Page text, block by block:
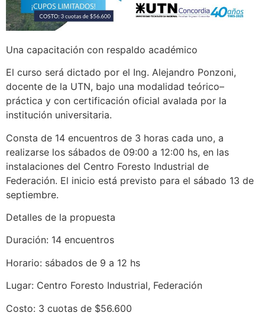
Una capacitación con respaldo académico
El curso será dictado por el Ing. Alejandro Ponzoni,
docente de la UTN, bajo una modalidad teórico–
práctica y con certificación oficial avalada por la
institución universitaria.
Consta de 14 encuentros de 3 horas cada uno, a
realizarse los sábados de 09:00 a 12:00 hs, en las
instalaciones del Centro Foresto Industrial de
Federación. El inicio está previsto para el sábado 13 de
septiembre.
Detalles de la propuesta
Duración: 14 encuentros
Horario: sábados de 9 a 12 hs
Lugar: Centro Foresto Industrial, Federación
Costo: 3 cuotas de $56.600